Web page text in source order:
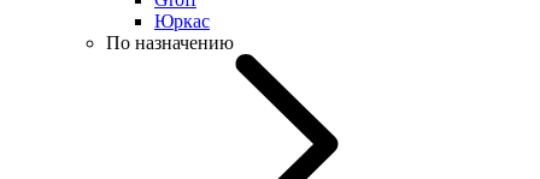
Юркас
По назначению